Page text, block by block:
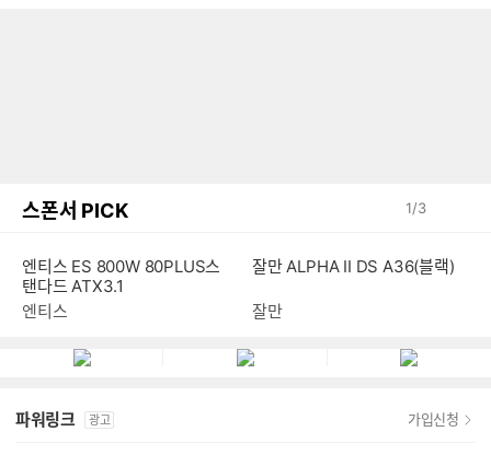
스폰서 PICK 1/3
엔티스 ES 800W 80PLUS스
탠다드 ATX3.1
엔티스
잘만 ALPHA II DS A36(블랙)
잘만
파워링크 광고 가입신청